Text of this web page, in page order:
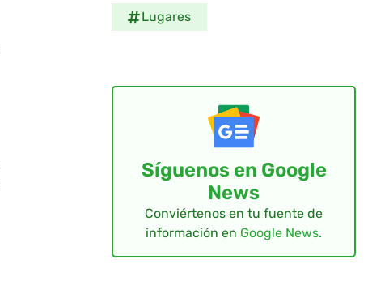
Lugares
Síguenos en Google
News
Conviértenos en tu fuente de
información en Google News.